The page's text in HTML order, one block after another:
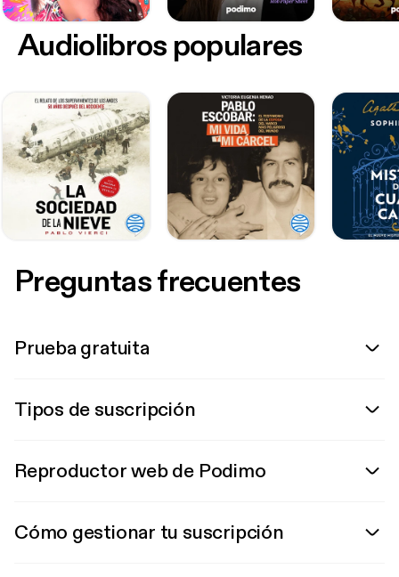
Audiolibros populares
Preguntas frecuentes
Prueba gratuita
Tipos de suscripción
Reproductor web de Podimo
Cómo gestionar tu suscripción